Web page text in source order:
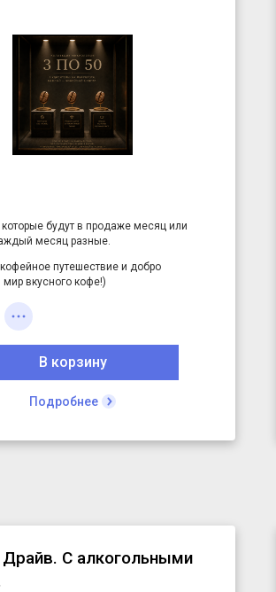
которые будут в продаже месяц или
месяц разные.
кофейное путешествие и добро
вкусного кофе!)
микролота, каждый из которых -
Эти сорта завозятся в Россию в
призываем!НЕ ВЗДУМАЙТЕ
В ЭТИ СОРТА!Просто наслаждайтесь.
из набора "3 по 50" завозят в Россию
что большинство сортов закончится
В корзину
Подробнее
С алкогольными